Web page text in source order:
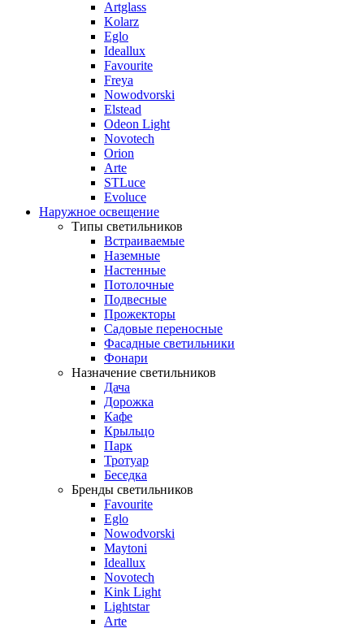
Artglass
Kolarz
Eglo
Ideallux
Favourite
Freya
Nowodvorski
Elstead
Odeon Light
Novotech
Orion
Arte
STLuce
Evoluce
Наружное освещение
Типы светильников
Встраиваемые
Наземные
Настенные
Потолочные
Подвесные
Прожекторы
Садовые переносные
Фасадные светильники
Фонари
Назначение светильников
Дача
Дорожка
Кафе
Крыльцо
Парк
Тротуар
Беседка
Бренды светильников
Favourite
Eglo
Nowodvorski
Maytoni
Ideallux
Novotech
Kink Light
Lightstar
Arte